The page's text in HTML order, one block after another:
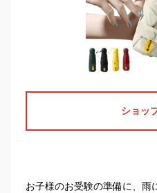
ショッ
お子様のお受験の準備に、雨